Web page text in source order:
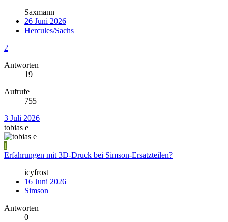
Saxmann
26 Juni 2026
Hercules/Sachs
2
Antworten
19
Aufrufe
755
3 Juli 2026
tobias e
I
Erfahrungen mit 3D-Druck bei Simson-Ersatzteilen?
icyfrost
16 Juni 2026
Simson
Antworten
0